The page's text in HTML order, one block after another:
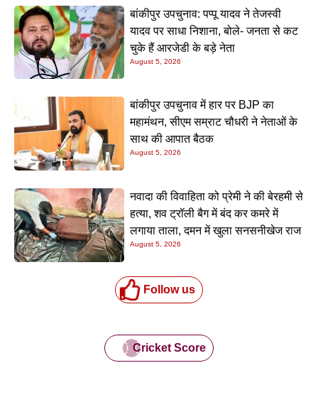
बांकीपुर उपचुनाव: पप्पू यादव ने तेजस्वी
यादव पर साधा निशाना, बोले- जनता से कट
चुके हैं आरजेडी के बड़े नेता
August 5, 2026
बांकीपुर उपचुनाव में हार पर BJP का
महामंथन, सीएम सम्राट चौधरी ने नेताओं के
साथ की आपात बैठक
August 5, 2026
नवादा की विवाहिता को प्रेमी ने की बेरहमी से
हत्या, शव ट्रॉली बैग में बंद कर कमरे में
लगाया ताला, दमन में खुला सनसनीखेज राज
August 5, 2026
Follow us
Cricket Score